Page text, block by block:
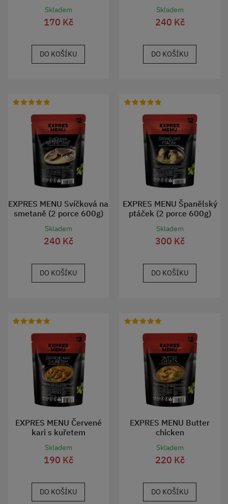
Skladem
170 Kč
DO KOŠÍKU
Skladem
240 Kč
DO KOŠÍKU
EXPRES MENU Svíčková na
smetaně (2 porce 600g)
Skladem
240 Kč
DO KOŠÍKU
EXPRES MENU Španělský
ptáček (2 porce 600g)
Skladem
300 Kč
DO KOŠÍKU
EXPRES MENU Červené
kari s kuřetem
Skladem
190 Kč
DO KOŠÍKU
EXPRES MENU Butter
chicken
Skladem
220 Kč
DO KOŠÍKU